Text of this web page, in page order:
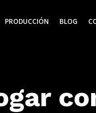
PRODUCCIÓN BLOG